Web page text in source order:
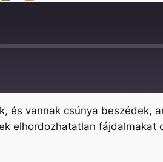
és vannak csúnya beszédek,
elhordozhatatlan